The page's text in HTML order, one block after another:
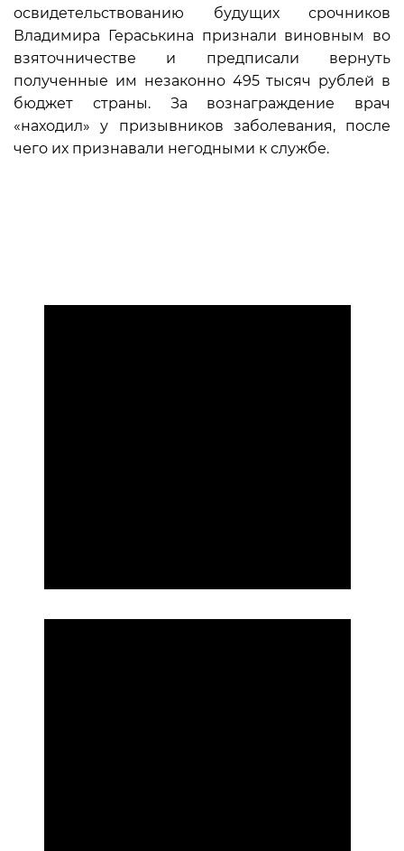
освидетельствованию будущих срочников
Владимира Гераськина признали виновным во
взяточничестве и предписали вернуть
полученные им незаконно 495 тысяч рублей в
бюджет страны. За вознаграждение врач
«находил» у призывников заболевания, после
чего их признавали негодными к службе.